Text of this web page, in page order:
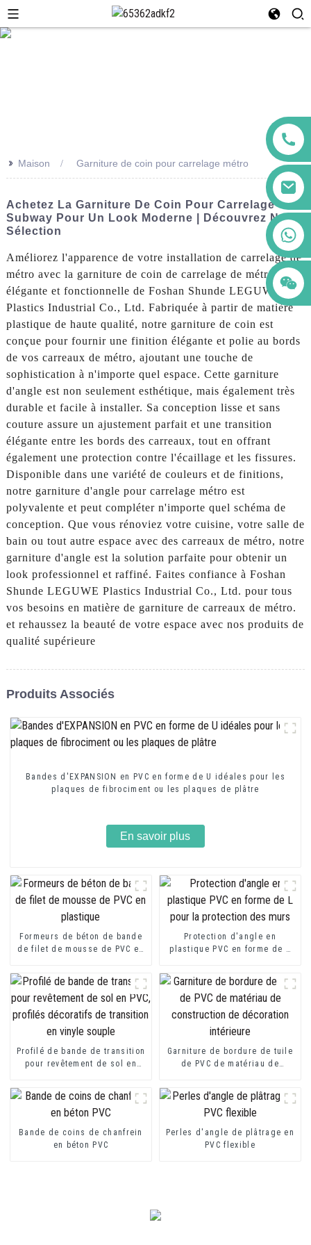
>> Maison Garniture de coin pour carrelage métro
Achetez La Garniture De Coin Pour Carrelage
Subway Pour Un Look Moderne | Découvrez Notre
Sélection
Améliorez l'apparence de votre installation de carrelage de
métro avec la garniture de coin de carrelage de métro
élégante et fonctionnelle de Foshan Shunde LEGUWE
Plastics Industrial Co., Ltd. Fabriquée à partir de matière
plastique de haute qualité, notre garniture de coin est
conçue pour fournir une finition élégante et polie au bords
de vos carreaux de métro, ajoutant une touche de
sophistication à n'importe quel espace. Cette garniture
d'angle est non seulement esthétique, mais également très
durable et facile à installer. Sa conception lisse et sans
couture assure un ajustement parfait et une transition
élégante entre les bords des carreaux, tout en offrant
également une protection contre l'écaillage et les fissures.
Disponible dans une variété de couleurs et de finitions,
notre garniture d'angle pour carrelage métro est
polyvalente et peut compléter n'importe quel schéma de
conception. Que vous rénoviez votre cuisine, votre salle de
bain ou tout autre espace avec des carreaux de métro, notre
garniture d'angle est la solution parfaite pour obtenir un
look professionnel et raffiné. Faites confiance à Foshan
Shunde LEGUWE Plastics Industrial Co., Ltd. pour tous
vos besoins en matière de garniture de carreaux de métro.
et rehaussez la beauté de votre espace avec nos produits de
qualité supérieure
Produits Associés
Bandes d'EXPANSION en PVC en forme de U idéales pour les
plaques de fibrociment ou les plaques de plâtre
En savoir plus
Formeurs de béton de bande
de filet de mousse de PVC en
Protection d'angle en
plastique PVC en forme de L
Profilé de bande de transition
pour revêtement de sol en
transition en vinyle souple
Garniture de bordure de tuile
de PVC de matériau de
Bande de coins de chanfrein
en béton PVC
Perles d'angle de plâtrage en
PVC flexible